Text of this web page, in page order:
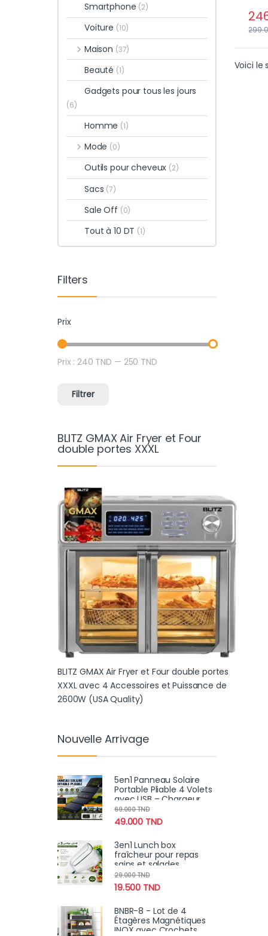
Voici le
Smartphone (2)
Voiture (10)
Maison (37)
Beauté (1)
Gadgets pour tous les jours
(6)
Homme (1)
Mode (0)
Outils pour cheveux (2)
Sacs (7)
Sale Off (0)
Tout à 10 DT (1)
Filters
Prix
Prix min
Prix max
Filtrer
Prix : 240 TND — 250 TND
BLITZ GMAX Air Fryer et Four
double portes XXXL
BLITZ GMAX Air Fryer et Four double portes
XXXL avec 4 Accessoires et Puissance de
2600W (USA Quality)
Nouvelle Arrivage
5en1 Panneau Solaire
Portable Pliable 4 Volets
avec USB – Chargeur
Solaire Haute Puissance
49.000 TND
69.000TND
3en1 Lunch box
fraîcheur pour repas
sains et salades
croustillantes
19.500 TND
29.000TND
BNBR-8 - Lot de 4
Étagères Magnétiques
INOX avec Crochets